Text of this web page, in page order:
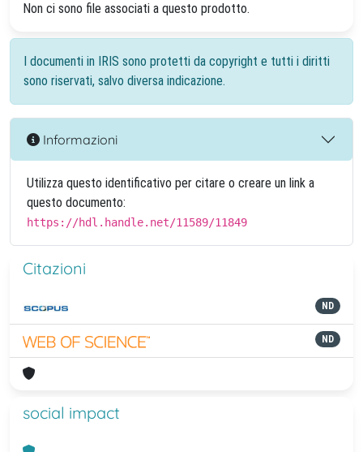
Non ci sono file associati a questo prodotto.
I documenti in IRIS sono protetti da copyright e tutti i diritti
sono riservati, salvo diversa indicazione.
Informazioni
Utilizza questo identificativo per citare o creare un link a
questo documento:
https://hdl.handle.net/11589/11849
Citazioni
ND
ND
social impact